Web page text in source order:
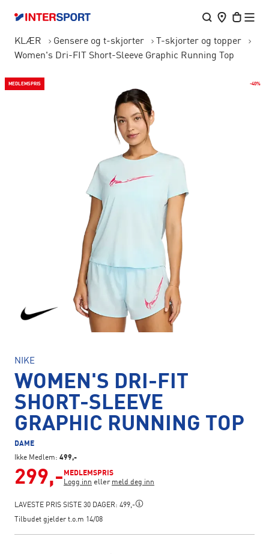
KLÆR Gensere og t-skjorter
T-skjorter og topper
Women's Dri-FIT Short-Sleeve Graphic Running Top
MEDLEMSPRIS -40%
NIKE
WOMEN'S DRI-FIT
SHORT-SLEEVE
GRAPHIC RUNNING TOP
DAME
Ikke Medlem: 499,-
299,- MEDLEMSPRIS
Logg inn eller meld deg inn
LAVESTE PRIS SISTE 30 DAGER: 499,-
Tilbudet gjelder t.o.m 14/08